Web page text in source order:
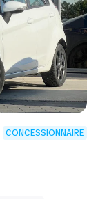
CONCESSIONNAIRE